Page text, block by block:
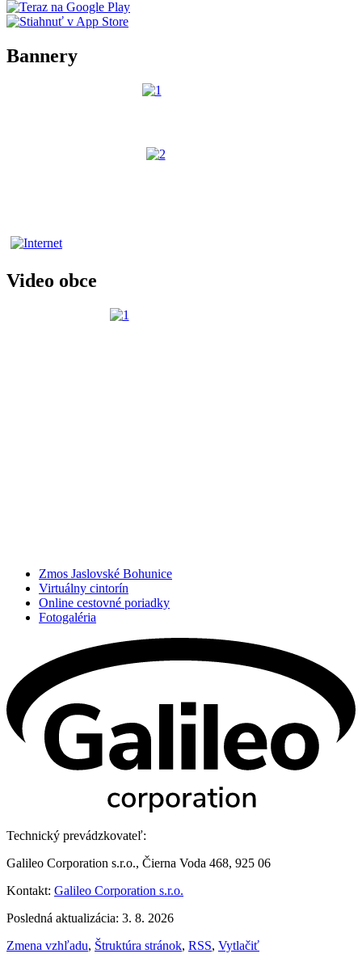
Bannery
Video obce
Zmos Jaslovské Bohunice
Virtuálny cintorín
Online cestovné poriadky
Fotogaléria
Technický prevádzkovateľ:
Galileo Corporation s.r.o., Čierna Voda 468, 925 06
Kontakt: Galileo Corporation s.r.o.
Posledná aktualizácia: 3. 8. 2026
Zmena vzhľadu, Štruktúra stránok, RSS, Vytlačiť